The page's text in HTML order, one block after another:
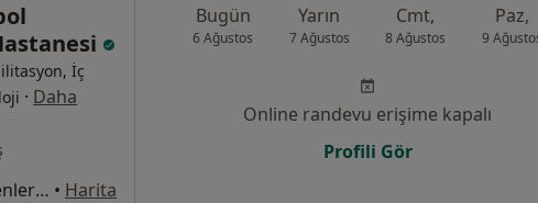
İç
· Daha
Birlik Mah. Bahçeler Cad. No: 5 (Esenler Kültür Merkezi Karşısı), Esenler • Harita
Bugün
6 Ağustos
Yarın
7 Ağustos
Cmt,
8 Ağustos
Paz,
9
Online randevu erişime kapalı
Profili Gör